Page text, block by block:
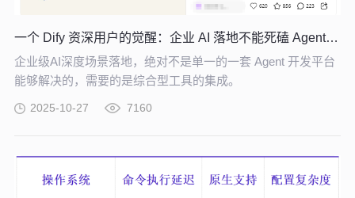
一个 Dify 资深用户的觉醒：企业 AI 落地不能死磕 Agent 开发平台
企业级AI深度场景落地，绝对不是单一的一套 Agent 开发平台
能够解决的，需要的是综合型工具的集成。
2025-10-27 7160